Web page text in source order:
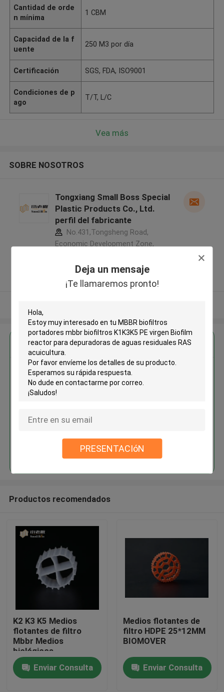
Deja un mensaje
¡Te llamaremos pronto!
PRESENTACIóN
Hogar
Productos
Cantidad de orde
n mínima
1 CBM
Capacidad de la f
uente
250 M3 por día
Certificación SGS, FDA, ISO9001
Condiciones de p
ago
T/T, L/C
Vea más
SOBRE NOSOTROS
Tongxiang Small Boss Special
Plastic Products Co., Ltd.
perfil del fabricante
No.431,Tongsheng Road,
Economic Development Zone,
5.0
Proveedor verificado
Obtenga el mejor precio por
MBBR biofiltros portadores
mbbr biofiltros K1K3K5 PE
residuales RAS acuicultura
Continuar
Productos recomendados
K2 K3 K5 Medios
flotantes de filtro
Mbbr Medios
biológicos
Enviar Consulta
Medios flotantes de
filtro HDPE 25*12MM
BIOMOVER
Enviar Consulta